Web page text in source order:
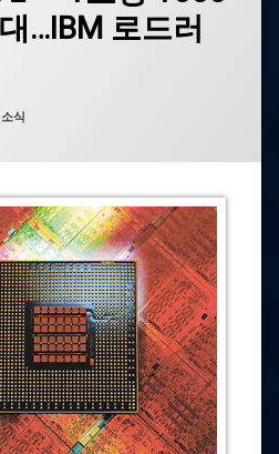
…IBM 로드러
CoCo
식